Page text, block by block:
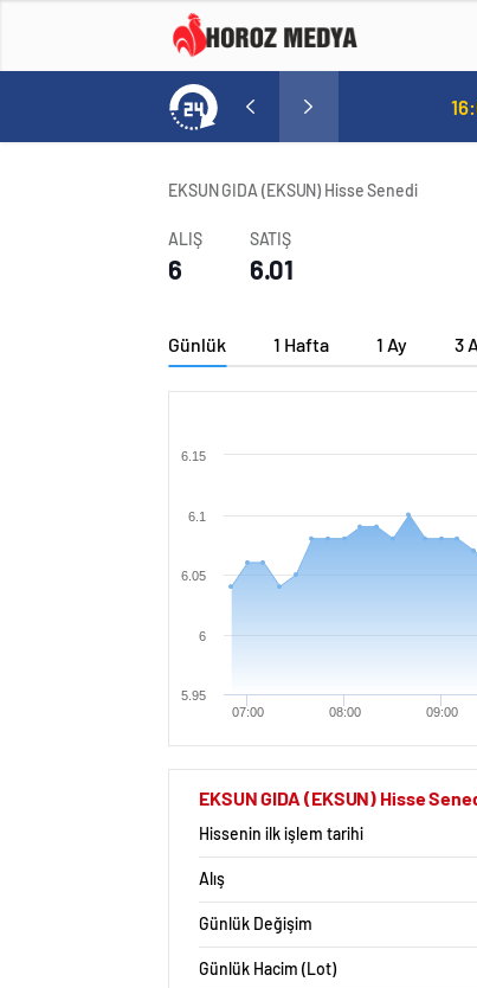
EKSUN GIDA (EKSUN) Hisse Senedi
ALIŞ
6
SATIŞ
6.01
Günlük 1 Hafta 1 Ay 3
07:00 08:00 09:00
5.95
6
6.05
6.1
6.15
EKSUN GIDA (EKSUN) Hisse
Hissenin ilk işlem tarihi
Alış
Günlük Değişim
Günlük Hacim (Lot)